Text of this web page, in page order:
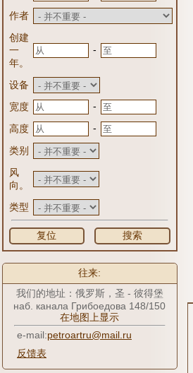
作者
创建
一
年。
-
设备
宽度
-
高度
-
类别
风
向。
类型
复位 搜索
往来:
我们的地址：俄罗斯，圣 - 彼得堡
наб. канала Грибоедова 148/150
在地图上显示
e-mail:petroartru@mail.ru
反馈表